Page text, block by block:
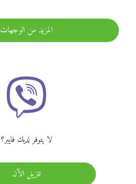
المزيد من الوجهات
لا يتوفر لديك فايبر؟
تنزيل الآن